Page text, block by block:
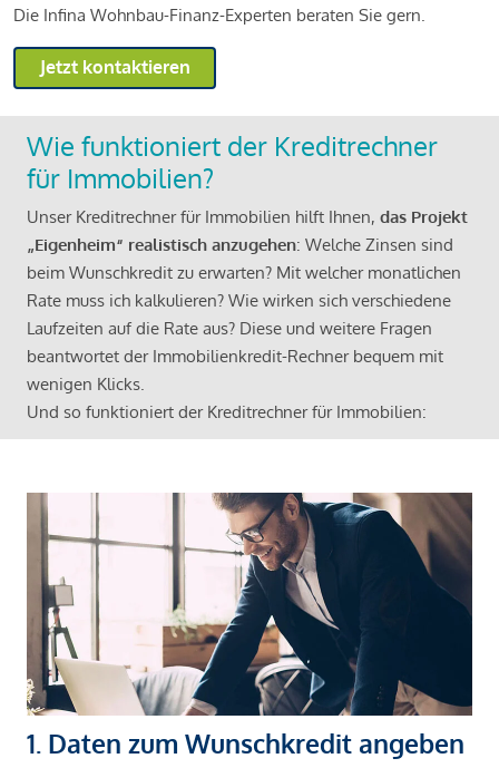
Die Infina Wohnbau-Finanz-Experten beraten Sie gern.
Jetzt kontaktieren
Wie funktioniert der Kreditrechner
für Immobilien?
Unser Kreditrechner für Immobilien hilft Ihnen, das Projekt
„Eigenheim“ realistisch anzugehen: Welche Zinsen sind
beim Wunschkredit zu erwarten? Mit welcher monatlichen
Rate muss ich kalkulieren? Wie wirken sich verschiedene
Laufzeiten auf die Rate aus? Diese und weitere Fragen
beantwortet der Immobilienkredit-Rechner bequem mit
wenigen Klicks.
Und so funktioniert der Kreditrechner für Immobilien:
1. Daten zum Wunschkredit angeben